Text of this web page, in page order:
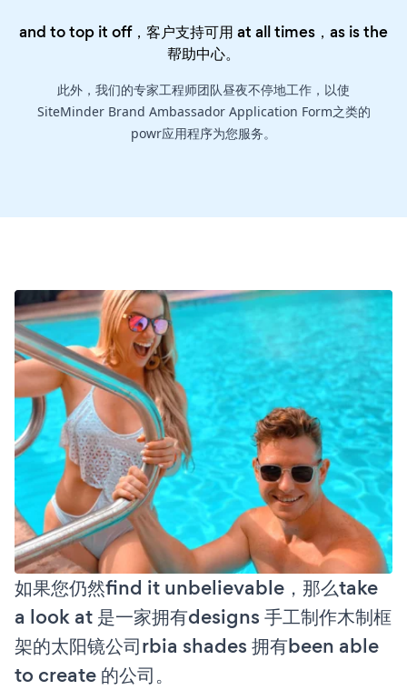
and to top it off，客户支持可用 at all times，as is the
帮助中心。
此外，我们的专家工程师团队昼夜不停地工作，以使
SiteMinder Brand Ambassador Application Form之类的
powr应用程序为您服务。
如果您仍然find it unbelievable，那么take
a look at 是一家拥有designs 手工制作木制框
架的太阳镜公司rbia shades 拥有been able
to create 的公司。